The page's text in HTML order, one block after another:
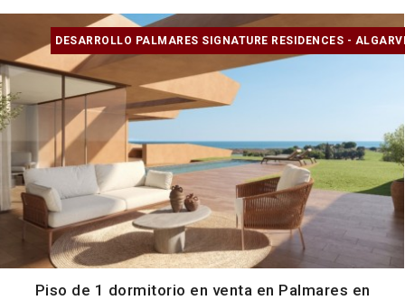
DESARROLLO PALMARES SIGNATURE RESIDENCES -
Piso de 1 dormitorio en venta en Palmares en